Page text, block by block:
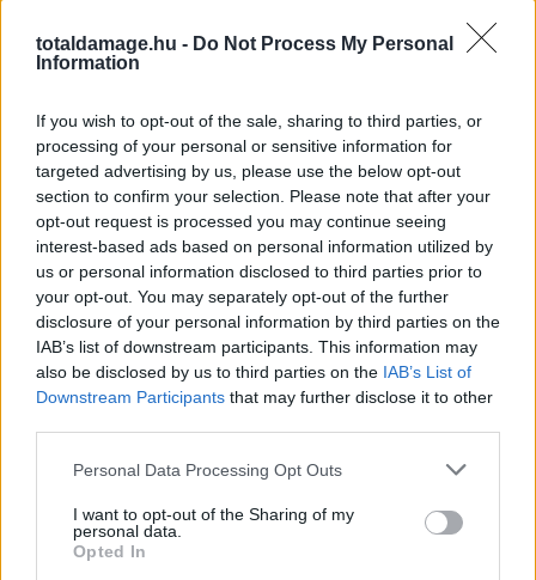
totaldamage.hu - Do Not Process My Personal
Information
If you wish to opt-out of the sale, sharing to third parties, or
processing of your personal or sensitive information for
targeted advertising by us, please use the below opt-out
section to confirm your selection. Please note that after your
opt-out request is processed you may continue seeing
interest-based ads based on personal information utilized by
us or personal information disclosed to third parties prior to
your opt-out. You may separately opt-out of the further
disclosure of your personal information by third parties on the
IAB’s list of downstream participants. This information may
also be disclosed by us to third parties on the IAB’s List of
Downstream Participants that may further disclose it to other
Personal Data Processing Opt Outs
I want to opt-out of the Sharing of my
personal data.
Opted In
MMA
ANTHONY JOSHUA
NEM ZÁRJA KI, HOGY
KIPRÓBÁLJA MAGÁT
MMA-BAN: 'MIÉRT IS
NE?'
2026 JÚNIUS 04, CSÜTÖRTÖK